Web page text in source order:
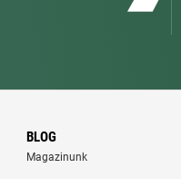
BLOG
Magazinunk